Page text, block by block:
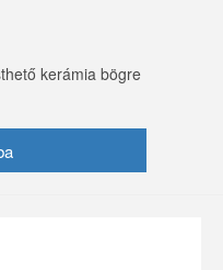
kerámia bögre